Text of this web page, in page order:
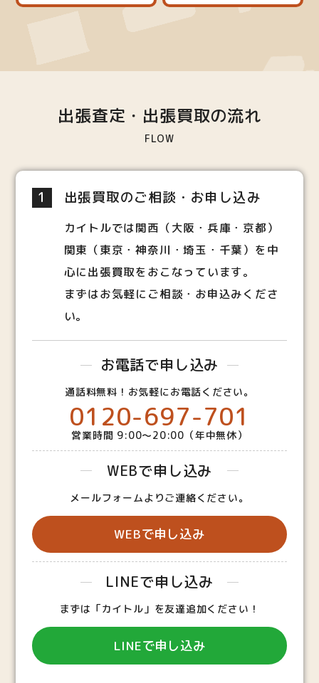
出張査定・出張買取の流れ
FLOW
1 出張買取のご相談・お申し込み
カイトルでは関西（大阪・兵庫・京都）
関東（東京・神奈川・埼玉・千葉）を中
心に出張買取をおこなっています。
まずはお気軽にご相談・お申込みくださ
い。
お電話で申し込み
通話料無料！お気軽にお電話ください。
0120-697-701
営業時間 9:00～20:00（年中無休）
WEBで申し込み
メールフォームよりご連絡ください。
WEBで申し込み
LINEで申し込み
まずは「カイトル」を友達追加ください！
LINEで申し込み